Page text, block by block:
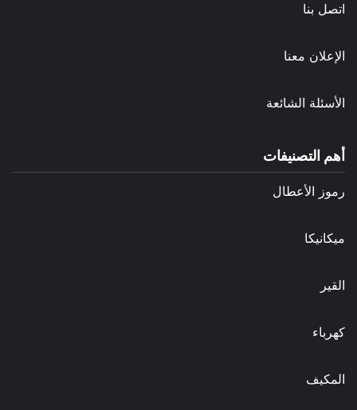
اتصل بنا
الإعلان معنا
الأسئلة الشائعة
أهم التصنيفات
رموز الأعطال
ميكانيكا
القير
كهرباء
المكيف